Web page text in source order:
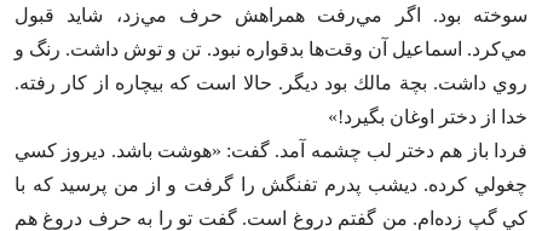
سوخته بود. اگر مي‌رفت همراهش حرف مي‌زد، شايد قبول
مي‌كرد. اسماعيل آن وقت‌ها بدقواره نبود. تن و توش داشت‌. رنگ و
روي داشت‌. بچة مالك بود ديگر. حالا است كه بيچاره از كار رفته‌.
خدا از دختر اوغان بگيرد!»
فردا باز هم دختر لب چشمه آمد. گفت‌: «هوشت باشد. ديروز كسي
چغولي كرده‌. ديشب پدرم تفنگش را گرفت و از من پرسيد كه با
كي گپ زده‌ام‌. من گفتم دروغ است‌. گفت تو را به حرف دروغ هم